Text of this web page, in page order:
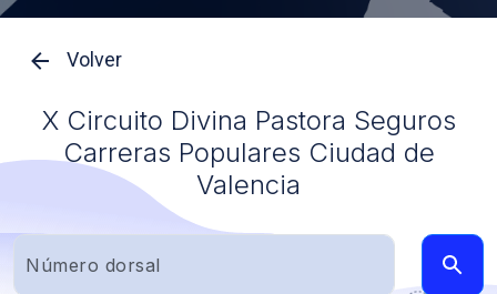
Volver
X Circuito Divina Pastora Seguros
Carreras Populares Ciudad de
Valencia